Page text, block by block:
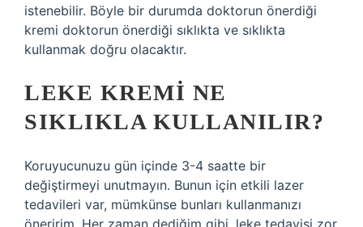
istenebilir. Böyle bir durumda doktorun önerdiği
kremi doktorun önerdiği sıklıkta ve sıklıkta
kullanmak doğru olacaktır.
LEKE KREMI NE
SIKLIKLA KULLANILIR?
Koruyucunuzu gün içinde 3-4 saatte bir
değiştirmeyi unutmayın. Bunun için etkili lazer
tedavileri var, mümkünse bunları kullanmanızı
öneririm. Her zaman dediğim gibi, leke tedavisi zor